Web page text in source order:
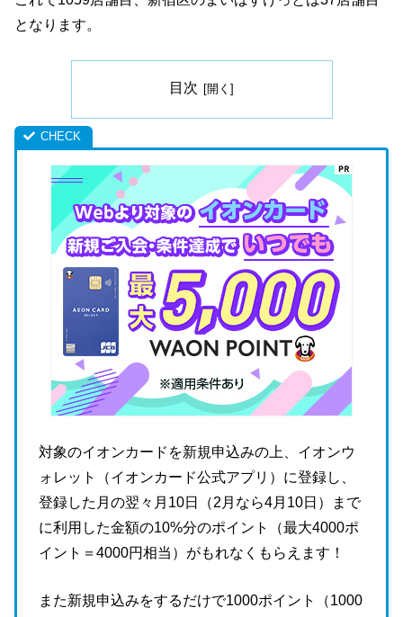
となります。
目次
対象のイオンカードを新規申込みの上、イオンウ
ォレット（イオンカード公式アプリ）に登録し、
登録した月の翌々月10日（2月なら4月10日）まで
に利用した金額の10%分のポイント（最大4000ポ
イント＝4000円相当）がもれなくもらえます！
また新規申込みをするだけで1000ポイント（1000